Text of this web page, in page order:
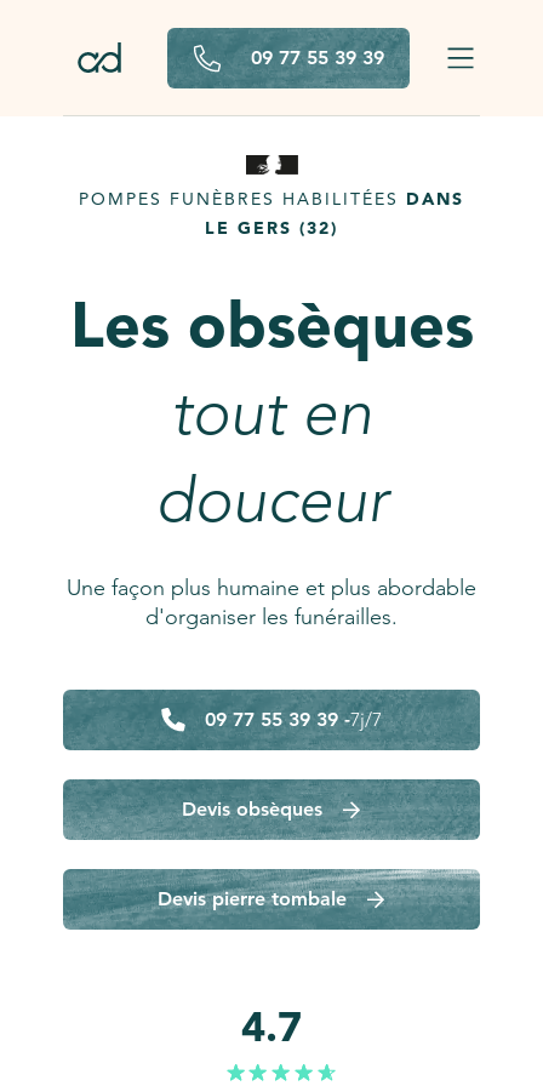
09 77 55 39 39
POMPES FUNÈBRES HABILITÉES DANS
LE GERS (32)
Les obsèques
tout en
douceur
Une façon plus humaine et plus abordable
d'organiser les funérailles.
09 77 55 39 39 -7j/7
Devis obsèques
Devis pierre tombale
4.7